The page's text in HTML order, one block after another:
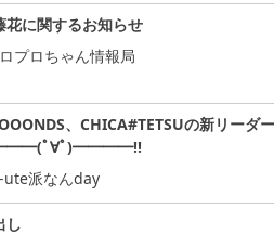
花に関するお知らせ
プロちゃん情報局
、CHICA#TETSUの新リー
ﾟ∀ﾟ)━━━━!!
派なんday
し